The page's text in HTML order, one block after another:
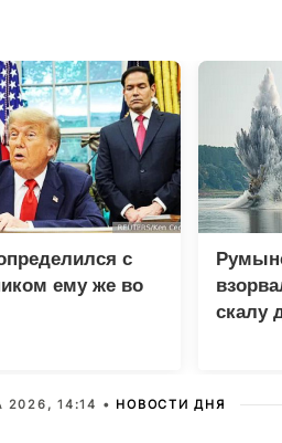
с
ему же во
скалу
2026, 14:14 • НОВОСТИ ДНЯ